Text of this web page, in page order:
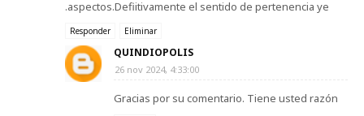
.aspectos.Defiitivamente el sentido de pertenencia ye
Responder Eliminar
QUINDIOPOLIS
26 nov 2024, 4:33:00
Gracias por su comentario. Tiene usted razón